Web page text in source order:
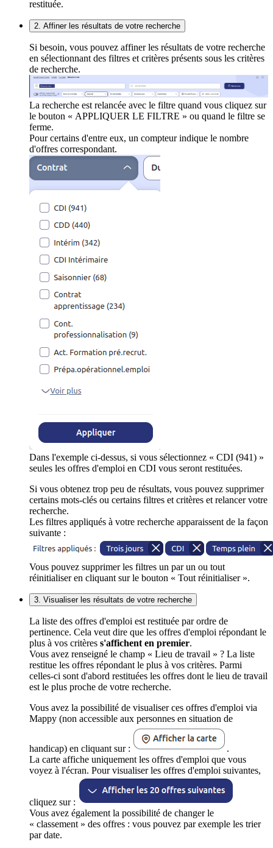
restituée.
2. Affiner les résultats de votre recherche
Si besoin, vous pouvez affiner les résultats de votre recherche
en sélectionnant des filtres et critères présents sous les critères
de recherche.
La recherche est relancée avec le filtre quand vous cliquez sur
le bouton « APPLIQUER LE FILTRE » ou quand le filtre se
ferme.
Pour certains d'entre eux, un compteur indique le nombre
d'offres correspondant.
Dans l'exemple ci-dessus, si vous sélectionnez « CDI (941) »
seules les offres d'emploi en CDI vous seront restituées.
Si vous obtenez trop peu de résultats, vous pouvez supprimer
certains mots-clés ou certains filtres et critères et relancer votre
recherche.
Les filtres appliqués à votre recherche apparaissent de la façon
suivante :
Vous pouvez supprimer les filtres un par un ou tout
réinitialiser en cliquant sur le bouton « Tout réinitialiser ».
3. Visualiser les résultats de votre recherche
La liste des offres d'emploi est restituée par ordre de
pertinence. Cela veut dire que les offres d'emploi répondant le
plus à vos critères s'affichent en premier.
Vous avez renseigné le champ « Lieu de travail » ? La liste
restitue les offres répondant le plus à vos critères. Parmi
celles-ci sont d'abord restituées les offres dont le lieu de travail
est le plus proche de votre recherche.
Vous avez la possibilité de visualiser ces offres d'emploi via
Mappy (non accessible aux personnes en situation de
handicap) en cliquant sur :
.
La carte affiche uniquement les offres d'emploi que vous
voyez à l'écran. Pour visualiser les offres d'emploi suivantes,
cliquez sur :
Vous avez également la possibilité de changer le
« classement » des offres : vous pouvez par exemple les trier
par date.